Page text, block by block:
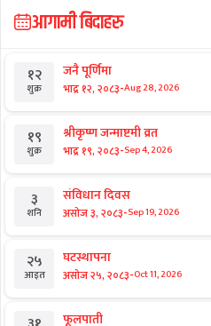
आगामी बिदाहरु
१२
शुक्र
जनै पूर्णिमा
भाद्र १२, २०८३-Aug 28, 2026
१९
शुक्र
श्रीकृष्ण जन्माष्टमी व्रत
भाद्र १९, २०८३-Sep 4, 2026
३
शनि
संविधान दिवस
असोज ३, २०८३-Sep 19, 2026
२५
आइत
घटस्थापना
असोज २५, २०८३-Oct 11, 2026
फूलपाती